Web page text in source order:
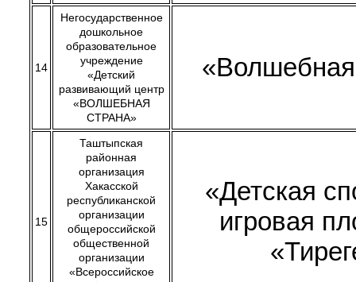
14
Негосударственное
дошкольное
образовательное
учреждение
«Детский
развивающий центр
«ВОЛШЕБНАЯ
СТРАНА»
15
Таштыпская
районная
организация
Хакасской
республиканской
организации
общероссийской
общественной
организации
«Всероссийское
«Детская
игровая